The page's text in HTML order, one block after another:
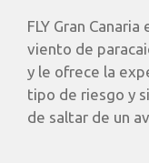
FLY Gran
viento de
y le ofrece la
tipo de riesgo y
de saltar de un